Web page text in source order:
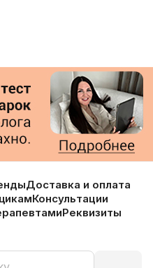
Доставка и оплата
Консультации
Реквизиты